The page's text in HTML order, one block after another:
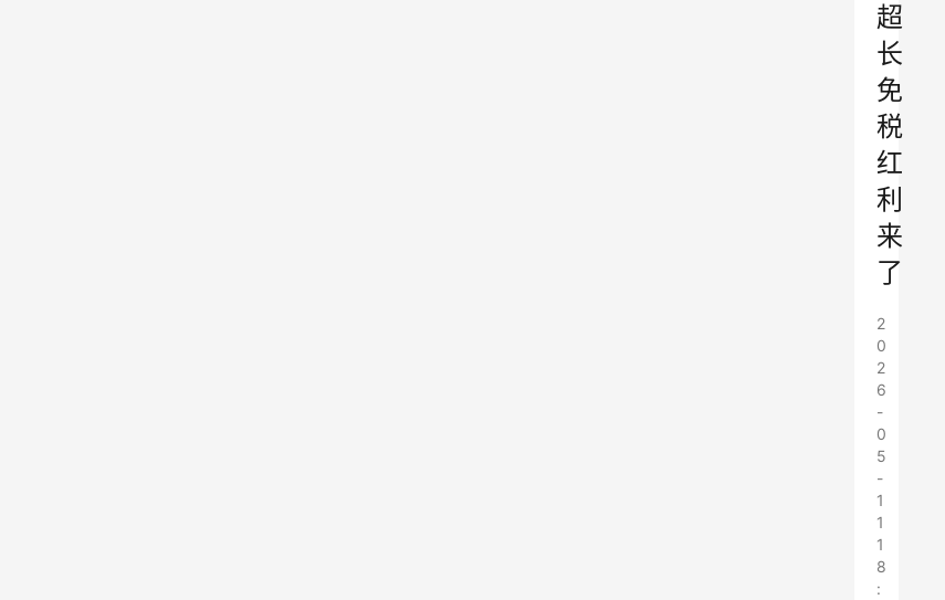
超
长
免
税
红
利
来
了
2
0
2
6
-
0
5
-
1
1
1
8
: